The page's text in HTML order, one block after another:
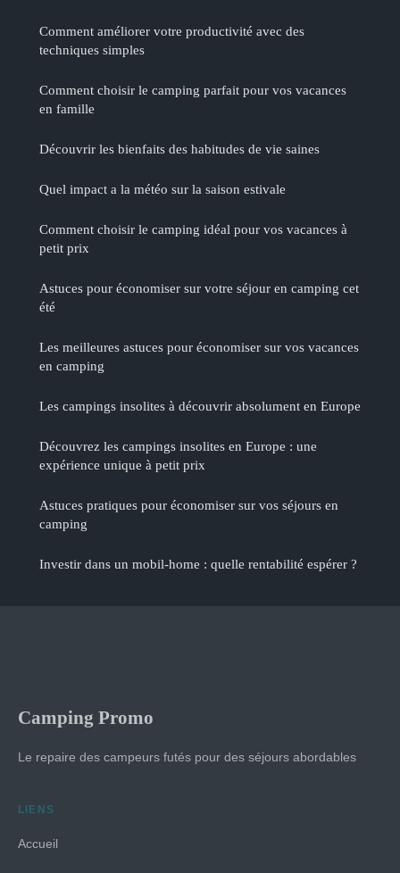
Comment améliorer votre productivité avec des
techniques simples
Comment choisir le camping parfait pour vos vacances
en famille
Découvrir les bienfaits des habitudes de vie saines
Quel impact a la météo sur la saison estivale
Comment choisir le camping idéal pour vos vacances à
petit prix
Astuces pour économiser sur votre séjour en camping cet
été
Les meilleures astuces pour économiser sur vos vacances
en camping
Les campings insolites à découvrir absolument en Europe
Découvrez les campings insolites en Europe : une
expérience unique à petit prix
Astuces pratiques pour économiser sur vos séjours en
camping
Investir dans un mobil-home : quelle rentabilité espérer ?
Camping Promo
Le repaire des campeurs futés pour des séjours abordables
LIENS
Accueil